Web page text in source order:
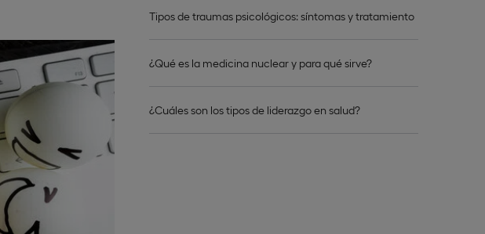
Tipos de traumas psicológicos: síntomas y tratamiento
¿Qué es la medicina nuclear y para qué sirve?
¿Cuáles son los tipos de liderazgo en salud?